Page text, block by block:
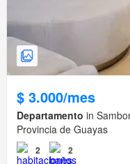
$ 3.000/mes
Departamento in
Provincia de Guayas
2 2